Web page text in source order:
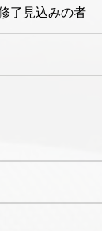
了見込みの者